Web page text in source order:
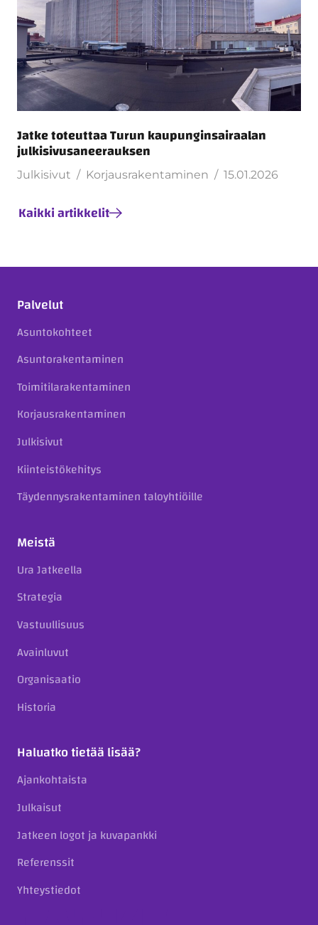
Jatke toteuttaa Turun kaupunginsairaalan
julkisivusaneerauksen
Julkisivut Korjausrakentaminen 15.01.2026
Kaikki artikkelit
Palvelut
Asuntokohteet
Asuntorakentaminen
Toimitilarakentaminen
Korjausrakentaminen
Julkisivut
Kiinteistökehitys
Täydennysrakentaminen taloyhtiöille
Meistä
Ura Jatkeella
Strategia
Vastuullisuus
Avainluvut
Organisaatio
Historia
Haluatko tietää lisää?
Ajankohtaista
Julkaisut
Jatkeen logot ja kuvapankki
Referenssit
Yhteystiedot